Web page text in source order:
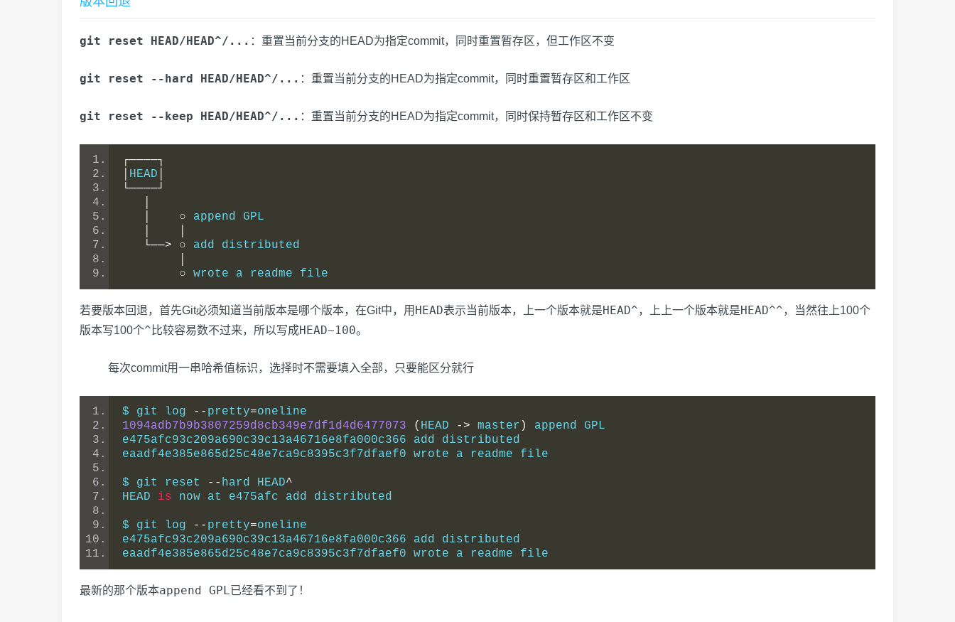
git reset HEAD/HEAD^/... ：重置当前分支的HEAD为指定commit，同时重置暂存区，但工作区不变
git reset --hard HEAD/HEAD^/... ：重置当前分支的HEAD为指定commit，同时重置暂存区和工作区
git reset --keep HEAD/HEAD^/... ：重置当前分支的HEAD为指定commit，同时保持暂存区和工作区不变
┌────┐
HEAD
└────┘
○ append GPL
└──>
○ add distributed
○ wrote a readme file
若要版本回退，首先Git必须知道当前版本是哪个版本，在Git中，用 HEAD表示当前版本，上一个版本就是HEAD^，上上一个版本就是HEAD^^，当然往上100个
版本写100个^ 比较容易数不过来，所以写成HEAD~100。
每次commit用一串哈希值标识，选择时不需要填入全部，只要能区分就行
$ git log -- pretty=oneline
1094adb7b9b3807259d8cb349e7df1d4d6477073
( HEAD -> master )
append GPL
e475afc93c209a690c39c13a46716e8fa000c366 add distributed
eaadf4e385e865d25c48e7ca9c8395c3f7dfaef0 wrote a readme file
$ git reset -- hard HEAD^
HEAD is now at e475afc add distributed
$ git log -- pretty=oneline
e475afc93c209a690c39c13a46716e8fa000c366 add distributed
eaadf4e385e865d25c48e7ca9c8395c3f7dfaef0 wrote a readme file
最新的那个版本append GPL已经看不到了！